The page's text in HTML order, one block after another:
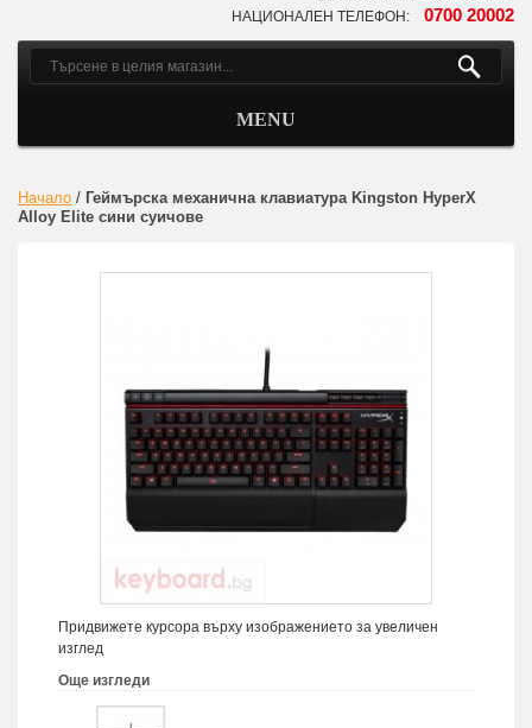
НАЦИОНАЛЕН ТЕЛЕФОН: 0700 20002
MENU
Начало / Геймърскa механична клавиатура Kingston HyperX
Alloy Elite сини суичове
Придвижете курсора върху изображението за увеличен
изглед
Още изгледи